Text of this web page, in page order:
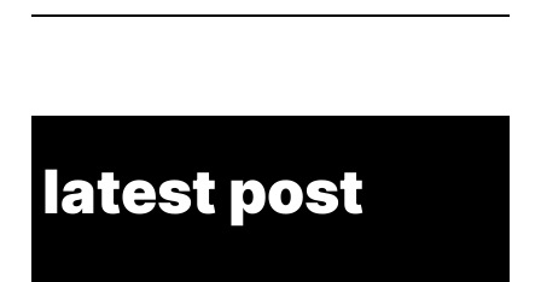
latest post